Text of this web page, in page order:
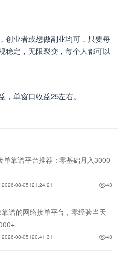
创业者或想做副业均可，只要每
稳定，无限裂变，每个人都可以
单窗口收益25左右。
单靠谱平台推荐：零基础月入3000
2026-08-05T21:24:21 43
谱的网络接单平台，零经验当天
2026-08-05T20:41:31 43